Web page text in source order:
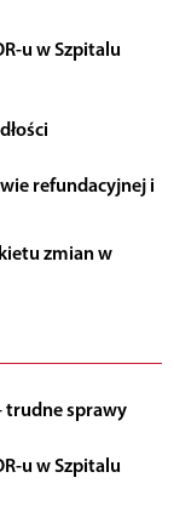
u w Szpitalu
refundacyjnej i
zmian w
trudne sprawy
u w Szpitalu